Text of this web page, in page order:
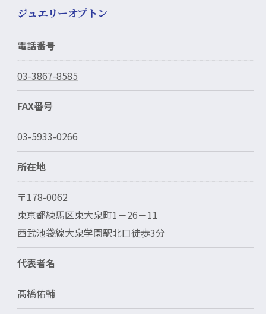
ジュエリーオプトン
電話番号
03-3867-8585
FAX番号
03-5933-0266
所在地
〒178-0062
東京都練馬区東大泉町1－26－11
西武池袋線大泉学園駅北口徒歩3分
代表者名
髙橋佑輔